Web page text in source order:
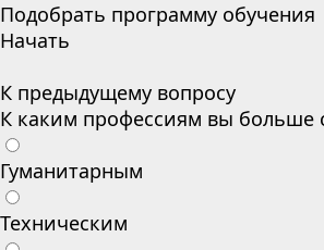
Подобрать программу обучения
Начать
К предыдущему вопросу
К каким профессиям вы больше
Гуманитарным
Техническим